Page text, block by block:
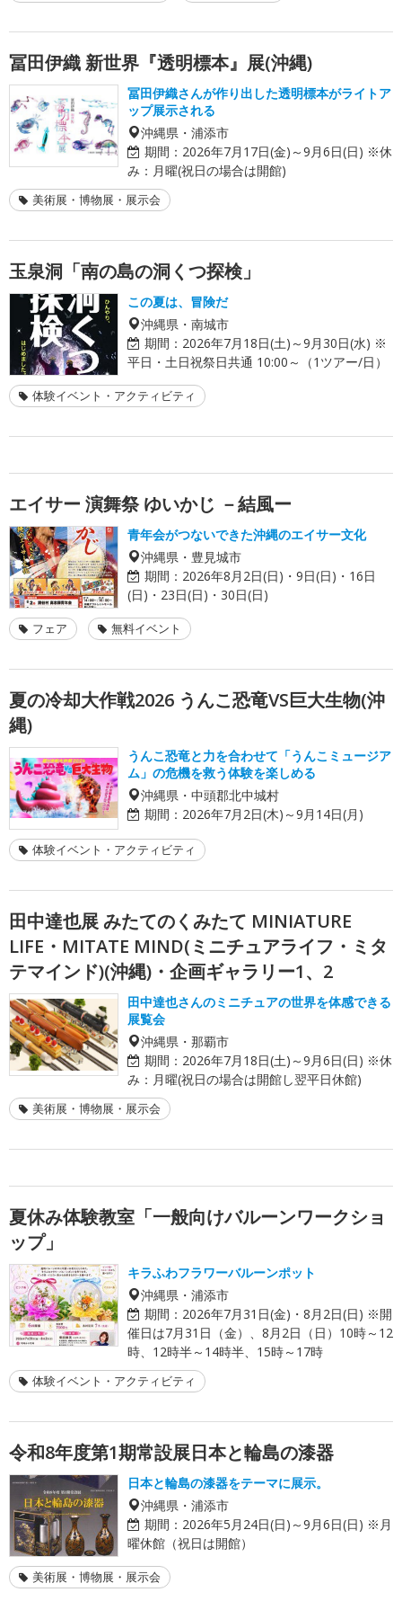
冨田伊織 新世界『透明標本』展(沖縄)
冨田伊織さんが作り出した透明標本がライトア
ップ展示される
沖縄県・浦添市
期間： 2026年7月17日(金)～9月6日(日) ※休
み：月曜(祝日の場合は開館)
美術展・博物展・展示会
玉泉洞「南の島の洞くつ探検」
この夏は、冒険だ
沖縄県・南城市
期間： 2026年7月18日(土)～9月30日(水) ※
平日・土日祝祭日共通 10:00～（1ツアー/日）
体験イベント・アクティビティ
エイサー 演舞祭 ゆいかじ －結風ー
青年会がつないできた沖縄のエイサー文化
沖縄県・豊見城市
期間： 2026年8月2日(日)・9日(日)・16日
(日)・23日(日)・30日(日)
フェア 無料イベント
夏の冷却大作戦2026 うんこ恐竜VS巨大生物(沖
縄)
うんこ恐竜と力を合わせて「うんこミュージア
ム」の危機を救う体験を楽しめる
沖縄県・中頭郡北中城村
期間： 2026年7月2日(木)～9月14日(月)
体験イベント・アクティビティ
田中達也展 みたてのくみたて MINIATURE
LIFE・MITATE MIND(ミニチュアライフ・ミタ
テマインド)(沖縄)・企画ギャラリー1、2
田中達也さんのミニチュアの世界を体感できる
展覧会
沖縄県・那覇市
期間： 2026年7月18日(土)～9月6日(日) ※休
み：月曜(祝日の場合は開館し翌平日休館)
美術展・博物展・展示会
夏休み体験教室「一般向けバルーンワークショ
ップ」
キラふわフラワーバルーンポット
沖縄県・浦添市
期間： 2026年7月31日(金)・8月2日(日) ※開
催日は7月31日（金）、8月2日（日）10時～12
時、12時半～14時半、15時～17時
体験イベント・アクティビティ
令和8年度第1期常設展日本と輪島の漆器
日本と輪島の漆器をテーマに展示。
沖縄県・浦添市
期間： 2026年5月24日(日)～9月6日(日) ※月
曜休館（祝日は開館）
美術展・博物展・展示会